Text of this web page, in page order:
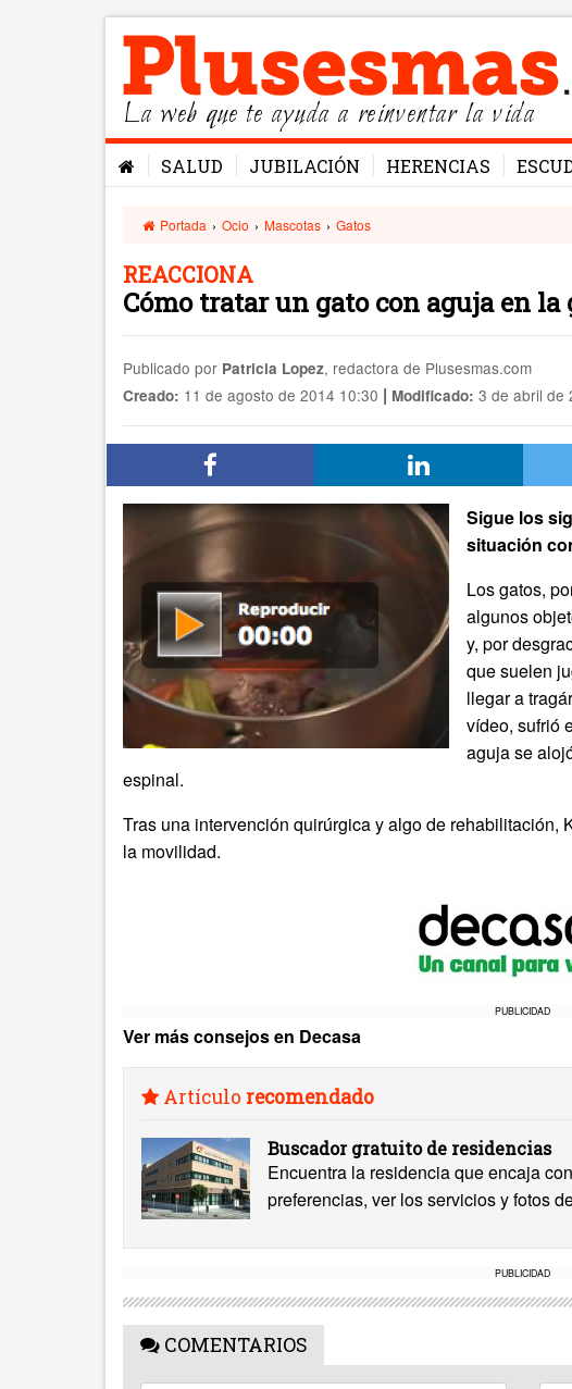
La web que te ayuda a reinventar la vida
SALUD JUBILACIÓN HERENCIAS
Portada › Ocio › Mascotas › Gatos
REACCIONA
Cómo tratar un gato con aguja en la
Publicado por Patricia Lopez, redactora de Plusesmas.com
Creado: 11 de agosto de 2014 10:30 | Modificado: 3 de abril de
Sigue los
situación
Los gatos,
algunos
y, por
que suelen
llegar a
vídeo, sufrió
aguja se
espinal.
Tras una intervención quirúrgica y algo de rehabilitación,
la movilidad.
PUBLICIDAD
Ver más consejos en Decasa
Artículo recomendado
Buscador gratuito de residencias
Encuentra la residencia que encaja
preferencias, ver los servicios y fotos
PUBLICIDAD
COMENTARIOS